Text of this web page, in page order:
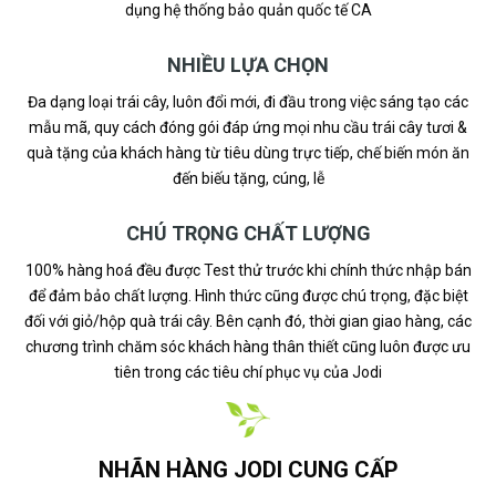
dụng hệ thống bảo quản quốc tế CA
NHIỀU LỰA CHỌN
Đa dạng loại trái cây, luôn đổi mới, đi đầu trong việc sáng tạo các
mẫu mã, quy cách đóng gói đáp ứng mọi nhu cầu trái cây tươi &
quà tặng của khách hàng từ tiêu dùng trực tiếp, chế biến món ăn
đến biếu tặng, cúng, lễ
CHÚ TRỌNG CHẤT LƯỢNG
100% hàng hoá đều được Test thử trước khi chính thức nhập bán
để đảm bảo chất lượng. Hình thức cũng được chú trọng, đặc biệt
đối với giỏ/hộp quà trái cây. Bên cạnh đó, thời gian giao hàng, các
chương trình chăm sóc khách hàng thân thiết cũng luôn được ưu
tiên trong các tiêu chí phục vụ của Jodi
NHÃN HÀNG JODI CUNG CẤP